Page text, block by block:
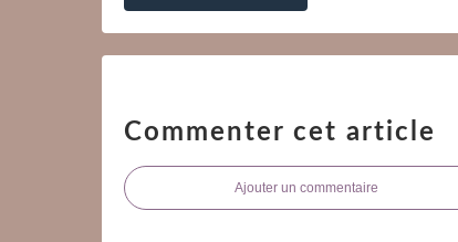
Commenter cet article
Ajouter un commentaire